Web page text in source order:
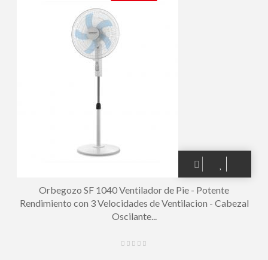
Orbegozo SF 1040 Ventilador de Pie - Potente
Rendimiento con 3 Velocidades de Ventilacion - Cabezal
Oscilante...